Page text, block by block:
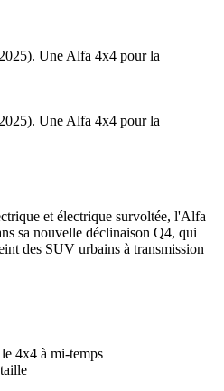
Une Alfa 4x4 pour la
Une Alfa 4x4 pour la
et électrique survoltée, l'Alfa
sa nouvelle déclinaison Q4, qui
des SUV urbains à transmission
4x4 à mi-temps